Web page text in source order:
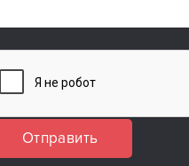
Отправить